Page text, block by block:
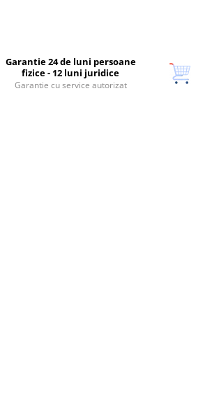
Garantie 24 de luni persoane
fizice - 12 luni juridice
Garantie cu service autorizat